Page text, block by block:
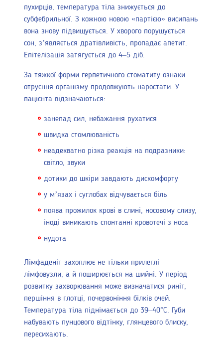
пухирців, температура тіла знижується до
субфебрильної. З кожною новою «партією» висипань
вона знову підвищується. У хворого порушується
сон, з’являється дратівливість, пропадає апетит.
Епітелізація затягується до 4–5 діб.
За тяжкої форми герпетичного стоматиту ознаки
отруєння організму продовжують наростати. У
пацієнта відзначаються:
занепад сил, небажання рухатися
швидка стомлюваність
неадекватно різка реакція на подразники:
світло, звуки
дотики до шкіри завдають дискомфорту
у м’язах і суглобах відчувається біль
поява прожилок крові в слині, носовому слизу,
іноді виникають спонтанні кровотечі з носа
нудота
Лімфаденіт захоплює не тільки прилеглі
лімфовузли, а й поширюється на шийні. У період
розвитку захворювання може визначатися риніт,
першіння в глотці, почервоніння білків очей.
Температура тіла піднімається до 39–40°С. Губи
набувають пунцового відтінку, глянцевого блиску,
пересихають.